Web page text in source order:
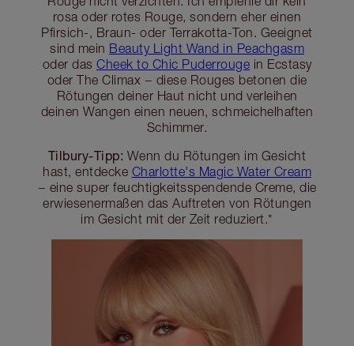
rosa oder rotes Rouge, sondern eher einen
Pfirsich-, Braun- oder Terrakotta-Ton. Geeignet
sind mein Beauty Light Wand in Peachgasm
oder das Cheek to Chic Puderrouge in Ecstasy
oder The Climax − diese Rouges betonen die
Rötungen deiner Haut nicht und verleihen
deinen Wangen einen neuen, schmeichelhaften
Schimmer.
Tilbury-Tipp: Wenn du Rötungen im Gesicht
hast, entdecke Charlotte's Magic Water Cream
− eine super feuchtigkeitsspendende Creme, die
erwiesenermaßen das Auftreten von Rötungen
im Gesicht mit der Zeit reduziert.*